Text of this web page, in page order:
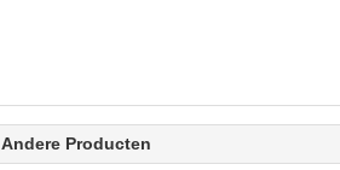
Andere Producten